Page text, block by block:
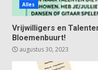
Alles
Vrijwilligers en
Bloemenbuurt!
augustus 30, 2023